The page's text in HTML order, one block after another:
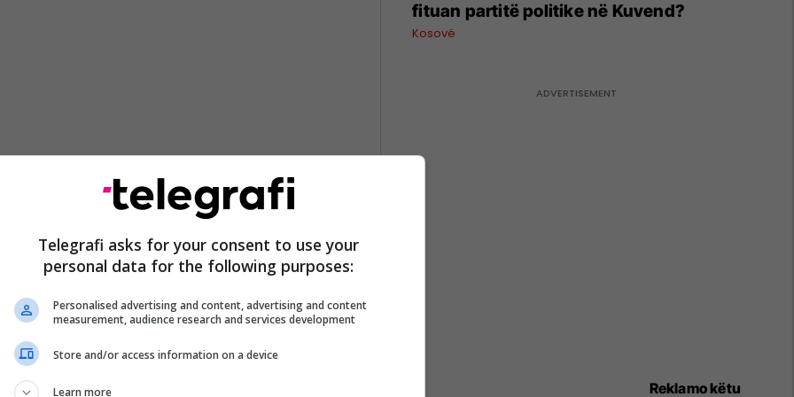
fituan partitë politike në Kuvend?
Kosovë
Reklamo këtu
Telegrafi asks for your consent to use your
personal data for the following purposes:
Personalised advertising and content, advertising and content
measurement, audience research and services development
Store and/or access information on a device
Learn more